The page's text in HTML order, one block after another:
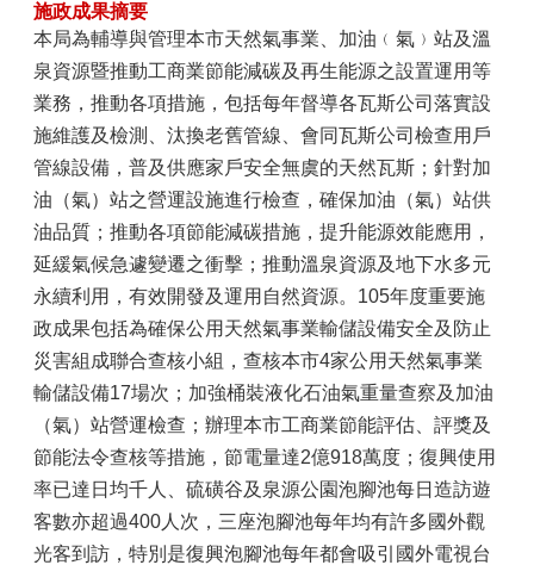
施政成果摘要
本局為輔導與管理本市天然氣事業、加油﹙氣﹚站及溫
泉資源暨推動工商業節能減碳及再生能源之設置運用等
業務，推動各項措施，包括每年督導各瓦斯公司落實設
施維護及檢測、汰換老舊管線、會同瓦斯公司檢查用戶
管線設備，普及供應家戶安全無虞的天然瓦斯；針對加
油（氣）站之營運設施進行檢查，確保加油（氣）站供
油品質；推動各項節能減碳措施，提升能源效能應用，
延緩氣候急遽變遷之衝擊；推動溫泉資源及地下水多元
永續利用，有效開發及運用自然資源。105年度重要施
政成果包括為確保公用天然氣事業輸儲設備安全及防止
災害組成聯合查核小組，查核本市4家公用天然氣事業
輸儲設備17場次；加強桶裝液化石油氣重量查察及加油
（氣）站營運檢查；辦理本市工商業節能評估、評獎及
節能法令查核等措施，節電量達2億918萬度；復興使用
率已達日均千人、硫磺谷及泉源公園泡腳池每日造訪遊
客數亦超過400人次，三座泡腳池每年均有許多國外觀
光客到訪，特別是復興泡腳池每年都會吸引國外電視台